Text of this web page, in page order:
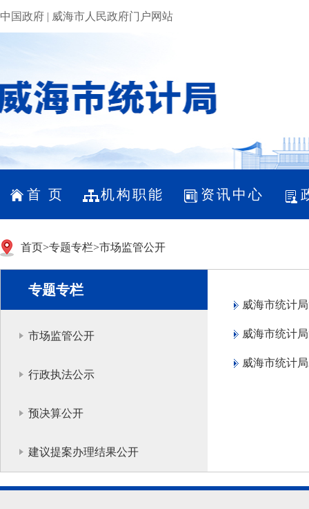
中国政府 | 威海市人民政府门户网站
首 页 机构职能 资讯中心
首页>专题专栏>市场监管公开
专题专栏
市场监管公开
行政执法公示
预决算公开
建议提案办理结果公开
威海市统计
威海市统计
威海市统计